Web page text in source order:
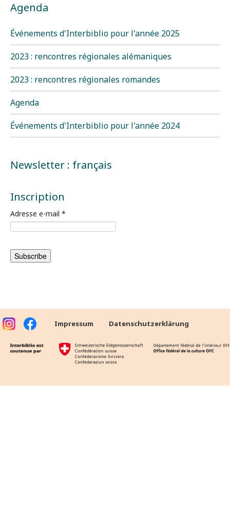
Agenda
Événements d'Interbiblio pour l'année 2025
2023 : rencontres régionales alémaniques
2023 : rencontres régionales romandes
Agenda
Événements d'Interbiblio pour l'année 2024
Newsletter : français
Inscription
Adresse e-mail *
Impressum Datenschutzerklärung